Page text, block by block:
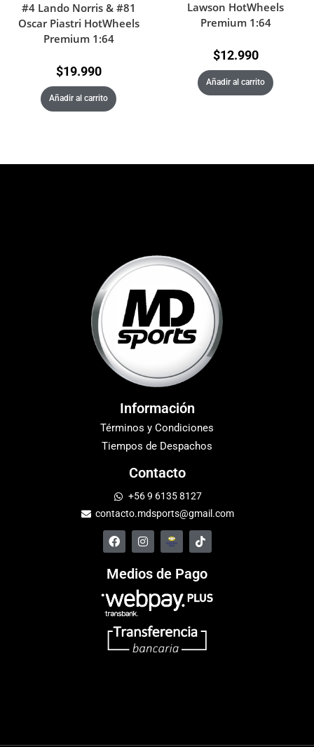
#4 Lando Norris & #81
Oscar Piastri HotWheels
Premium 1:64
$19.990
Añadir al carrito
Lawson HotWheels
Premium 1:64
$12.990
Añadir al carrito
Información
Términos y Condiciones
Tiempos de Despachos
Contacto
+56 9 6135 8127
contacto.mdsports@gmail.com
Medios de Pago